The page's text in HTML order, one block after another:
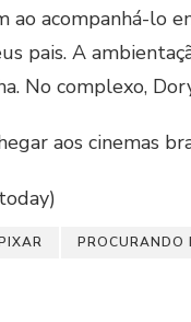
acompanhá-lo
pais. A
No complexo,
aos cinemas
PROCURANDO